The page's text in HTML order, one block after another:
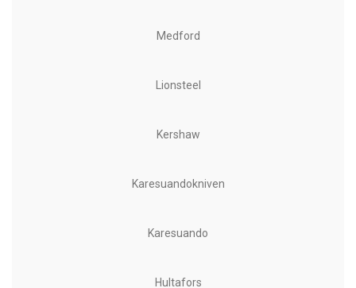
Medford
Lionsteel
Kershaw
Karesuandokniven
Karesuando
Hultafors